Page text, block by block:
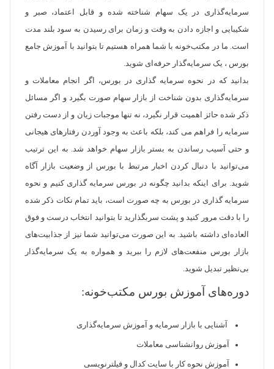
سرمایه‌گذاری در یک سهام شناخته شده و قابل اعتماد، صبر و
شکیبایی و اجازه دادن به وقت و زمان برای رسیدن به سود بلند مدت
است. ما در مکتب‌خونه با شما همراه هستیم تا بتوانید با آموزش جامع
بورس ، یک سرمایه‌گذار حرفه‌ای شوید.
بدانید که در نحوه سرمایه گذاری در بورس، اگر انجام معاملات و
سرمایه‌گذاری بدون شناخت از بازار سهام صورت بگیرد و اگر مسائل
ذکر شده حائز اهمیت قرار نگیرد، نه تنها موجبات زیان و از دست رفتن
سرمایه را فراهم می کند، بلکه باعث به وجود آوردن رفتارهای هیجانی
و حتی آسیب رساندن به بستر بازار سهام خواهد شد. به این ترتیب
می‌توانید با دنبال کردن اخبار مرتبط با بورس از وضعیت بازار آگاه
شوید. برای اینکه بدانید چگونه در بورس سرمایه گذاری کنیم و نحوه
سرمایه گذاری در بورس به چه صورت است، باید تمام نکات ذکر شده
را با دقت مرور کنید و پشت سربگذارید تا بتوانید انتخاب درست و فوق
العاده‌ای داشته باشید. به این صورت می‌توانید شما نیز از جذابیت‌های
بازار بورس منفعت‌های لازم را ببرید و همواره به یک سرمایه‌گذار
بی‌نظیر تبدیل شوید.
دوره‌های آموزش بورس مکتب‌خونه:
آشنایی با بازار سرمایه و آموزش سرمایه‌گذاری
آموزش روانشناسی معاملات
آموزش نحوه کار با سایت کدال و فیلترنویسی